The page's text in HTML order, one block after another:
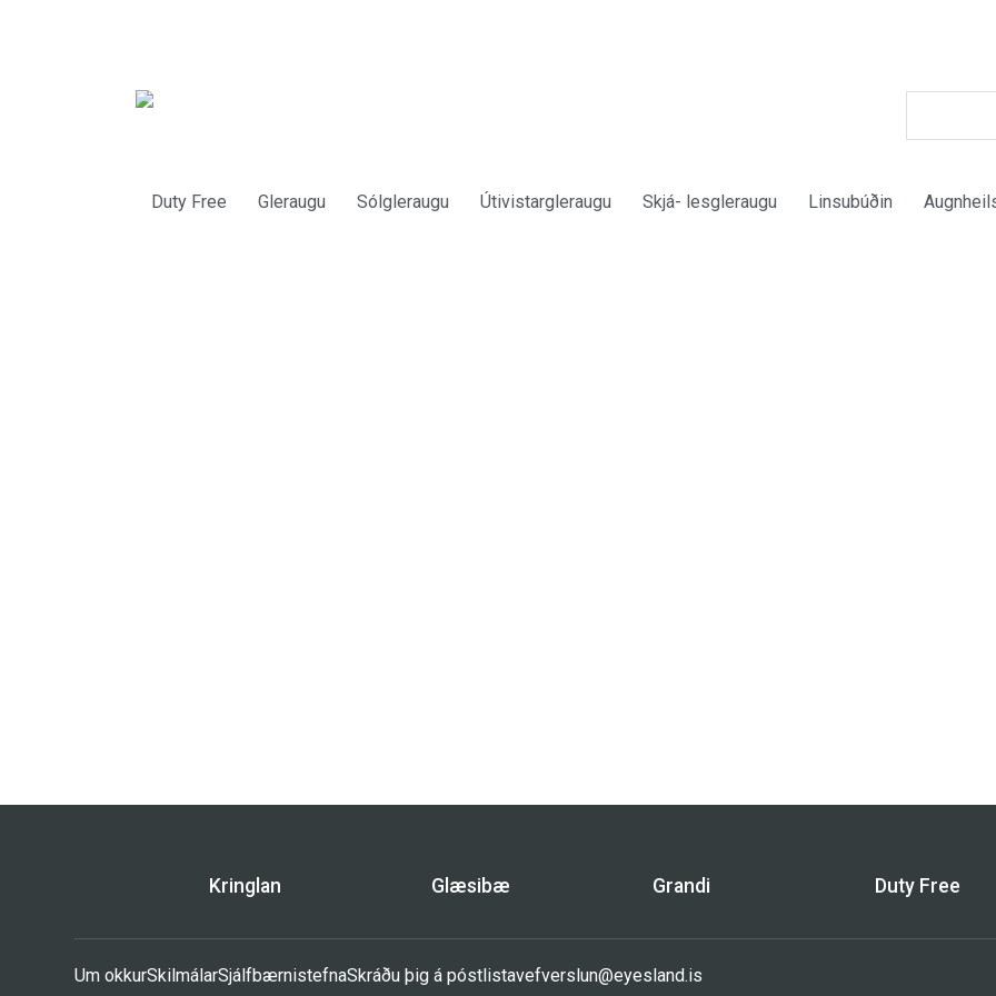
Duty Free Gleraugu Sólgleraugu Útivistargleraugu Skjá- lesgleraugu Linsubúðin
Kringlan Glæsibæ Grandi Duty Free
Um okkurSkilmálarSjálfbærnistefnaSkráðu þig á póstlistavefverslun@eyesland.is